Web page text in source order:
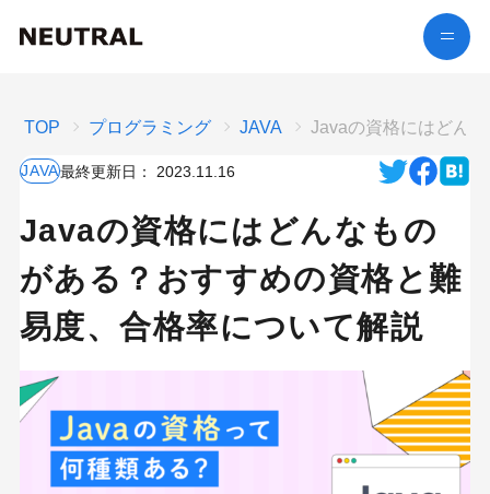
TOP プログラミング JAVA Javaの資格にはどん
JAVA最終更新日： 2023.11.16
Javaの資格にはどんなもの
がある？おすすめの資格と難
易度、合格率について解説